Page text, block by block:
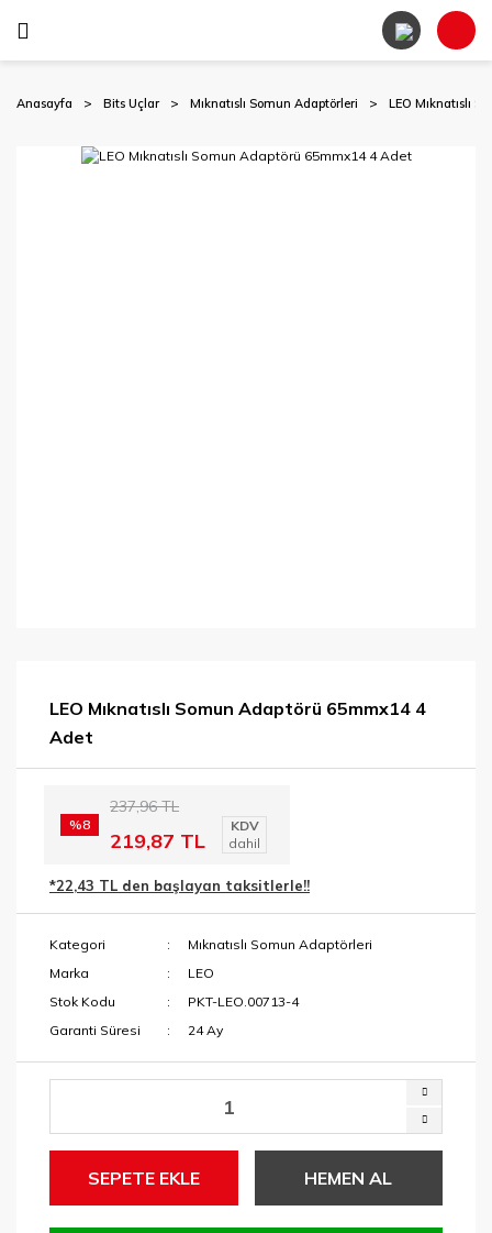
Anasayfa Bits Uçlar Mıknatıslı Somun Adaptörleri LEO Mıknatıslı
LEO Mıknatıslı Somun Adaptörü 65mmx14 4
Adet
%8
237,96 TL
219,87 TL
KDV
dahil
*22,43 TL den başlayan taksitlerle!!
Kategori
Mıknatıslı Somun Adaptörleri
Marka
LEO
Stok Kodu
PKT-LEO.00713-4
Garanti Süresi
24 Ay
SEPETE EKLE HEMEN AL